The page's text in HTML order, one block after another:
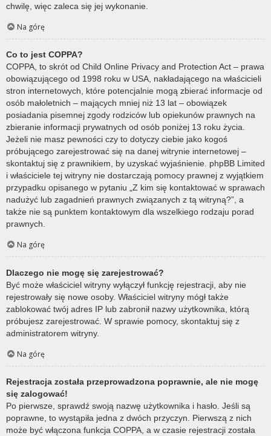
chwilę, więc zaleca się jej wykonanie.
Na górę
Co to jest COPPA?
COPPA, to skrót od Child Online Privacy and Protection Act – prawa
obowiązującego od 1998 roku w USA, nakładającego na właścicieli
stron internetowych, które potencjalnie mogą zbierać informacje od
osób małoletnich – mających mniej niż 13 lat – obowiązek
posiadania pisemnej zgody rodziców lub opiekunów prawnych na
zbieranie informacji prywatnych od osób poniżej 13 roku życia.
Jeżeli nie masz pewności czy to dotyczy ciebie jako kogoś
próbującego zarejestrować się na danej witrynie internetowej –
skontaktuj się z prawnikiem, by uzyskać wyjaśnienie. phpBB Limited
i właściciele tej witryny nie dostarczają pomocy prawnej z wyjątkiem
przypadku opisanego w pytaniu „Z kim się kontaktować w sprawach
nadużyć lub zagadnień prawnych związanych z tą witryną?”, a
także nie są punktem kontaktowym dla wszelkiego rodzaju porad
prawnych.
Na górę
Dlaczego nie mogę się zarejestrować?
Być może właściciel witryny wyłączył funkcję rejestracji, aby nie
rejestrowały się nowe osoby. Właściciel witryny mógł także
zablokować twój adres IP lub zabronił nazwy użytkownika, którą
próbujesz zarejestrować. W sprawie pomocy, skontaktuj się z
administratorem witryny.
Na górę
Rejestracja została przeprowadzona poprawnie, ale nie mogę
się zalogować!
Po pierwsze, sprawdź swoją nazwę użytkownika i hasło. Jeśli są
poprawne, to wystąpiła jedna z dwóch przyczyn. Pierwszą z nich
może być włączona funkcja COPPA, a w czasie rejestracji została